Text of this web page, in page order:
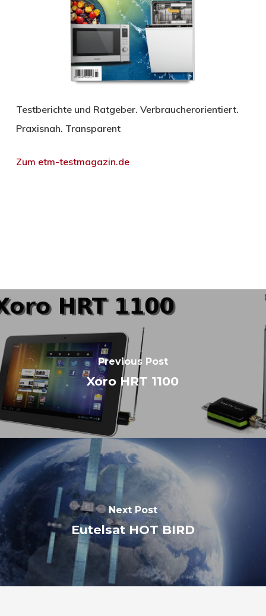
Testberichte und Ratgeber. Verbraucherorientiert.
Praxisnah. Transparent
Zum etm-testmagazin.de
Previous Post
Xoro HRT 1100
Next Post
Eutelsat HOT BIRD